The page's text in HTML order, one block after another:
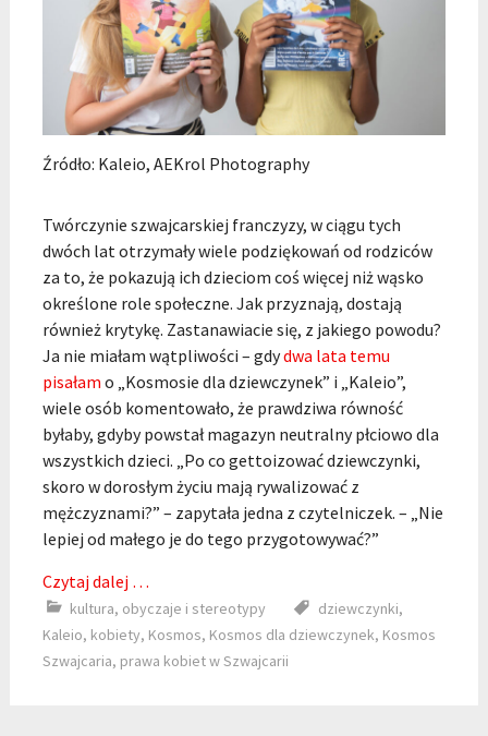
Źródło: Kaleio, AEKrol Photography
Twórczynie szwajcarskiej franczyzy, w ciągu tych
dwóch lat otrzymały wiele podziękowań od rodziców
za to, że pokazują ich dzieciom coś więcej niż wąsko
określone role społeczne. Jak przyznają, dostają
również krytykę. Zastanawiacie się, z jakiego powodu?
Ja nie miałam wątpliwości – gdydwa lata temu
pisałam o „Kosmosie dla dziewczynek” i „Kaleio”,
wiele osób komentowało, że prawdziwa równość
byłaby, gdyby powstał magazyn neutralny płciowo dla
wszystkich dzieci. „Po co gettoizować dziewczynki,
skoro w dorosłym życiu mają rywalizować z
mężczyznami?” – zapytała jedna z czytelniczek. – „Nie
lepiej od małego je do tego przygotowywać?”
Czytaj dalej …
kultura, obyczaje i stereotypy dziewczynki,
Kaleio, kobiety, Kosmos, Kosmos dla dziewczynek, Kosmos
Szwajcaria, prawa kobiet w Szwajcarii